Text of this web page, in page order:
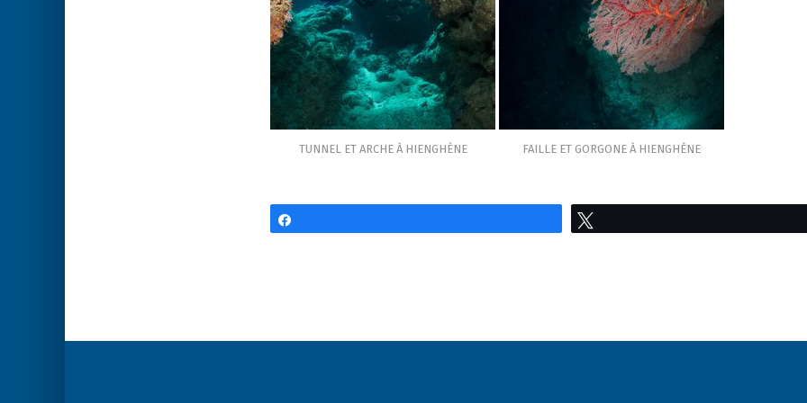
TUNNEL ET ARCHE À HIENGHÈNE FAILLE ET GORGONE À HIENGHÈNE